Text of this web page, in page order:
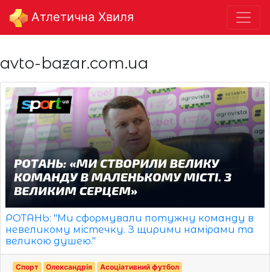
Aтлетична Хвиля
avto-bazar.com.ua
РОТАНЬ: "Ми сформували потужну команду в
невеликому містечку. З щирими намірами та
великою душею."
Спорт Олександрія Асоціативний футбол